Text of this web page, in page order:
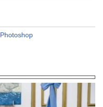
Photoshop